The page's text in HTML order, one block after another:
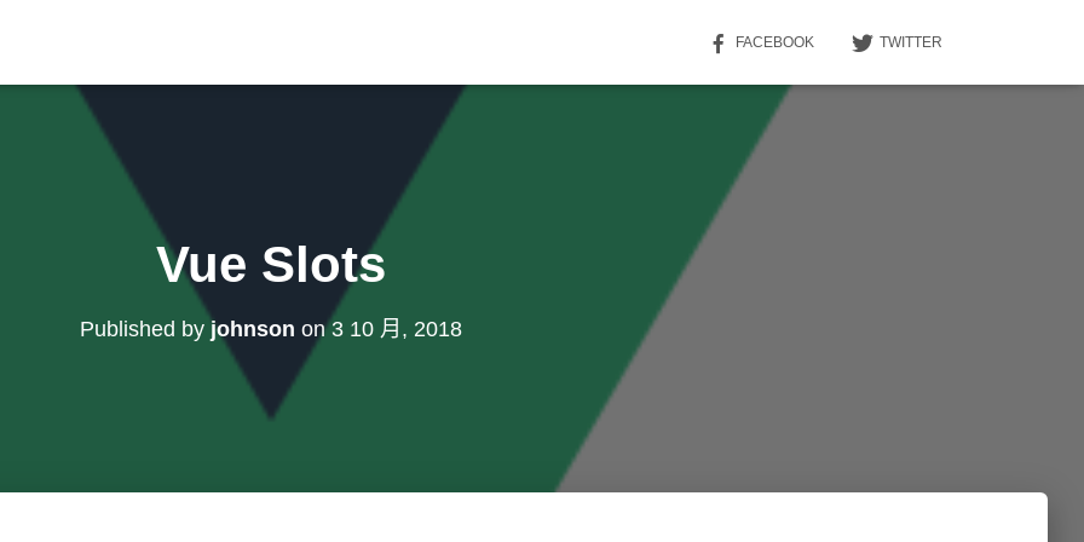
FACEBOOK TWITTER
Vue Slots
Published by johnson on3 10 月, 2018